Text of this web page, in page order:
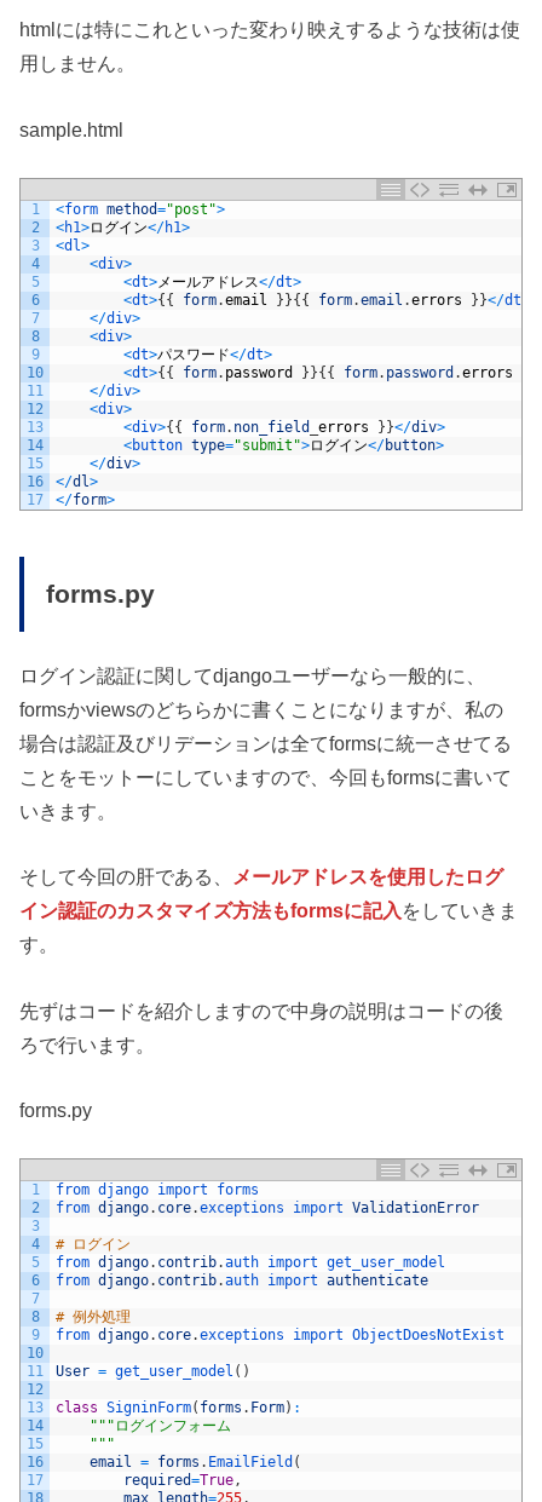
htmlには特にこれといった変わり映えするような技術は使
用しません。
sample.html
1
2
3
4
5
6
7
8
9
10
11
12
13
14
15
16
17
<form method="post">
<h1>ログイン</h1>
<dl>
<div>
<dt>メールアドレス</dt>
<dt>{ { form.email } }{ { form.email .errors } }</dt
</div>
<div>
<dt>パスワード</dt>
<dt>{ { form. password } }{ { form. password .errors
</div>
<div>
<div>{ { form. non_field _errors } }</div>
<button type="submit">ログイン</button>
</div>
</dl>
</form>
forms.py
ログイン認証に関してdjangoユーザーなら一般的に、
formsかviewsのどちらかに書くことになりますが、私の
場合は認証及びリデーションは全てformsに統一させてる
ことをモットーにしていますので、今回もformsに書いて
いきます。
そして今回の肝である、
メールアドレスを使用したログ
イン認証のカスタマイズ方法もformsに記入 をしていきま
す。
先ずはコードを紹介しますので中身の説明はコードの後
ろで行います。
forms.py
1
2
3
4
5
6
7
8
9
10
11
12
13
14
15
16
17
from django import forms
from django. core.exceptions import ValidationError
# ログイン
from django. contrib.auth import get_user_model
from django. contrib.auth import authenticate
# 例外処理
from django. core.exceptions import ObjectDoesNotExist
User = get_user_model ( )
class SigninForm( forms . Form) :
"" "ログインフォーム
" ""
email
= forms . EmailField (
required=True,